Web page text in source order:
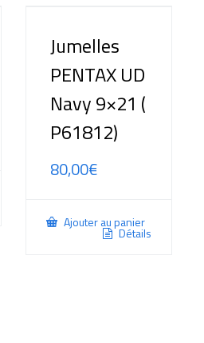
Jumelles
PENTAX UD
Navy 9×21 (
P61812)
80,00€
Ajouter au panier
Détails